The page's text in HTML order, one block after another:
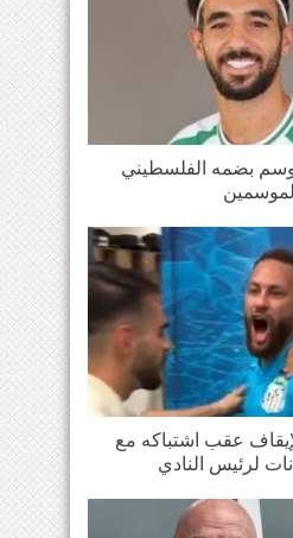
بضمه الفلسطيني
عقب اشتباكه مع
لرئيس النادي